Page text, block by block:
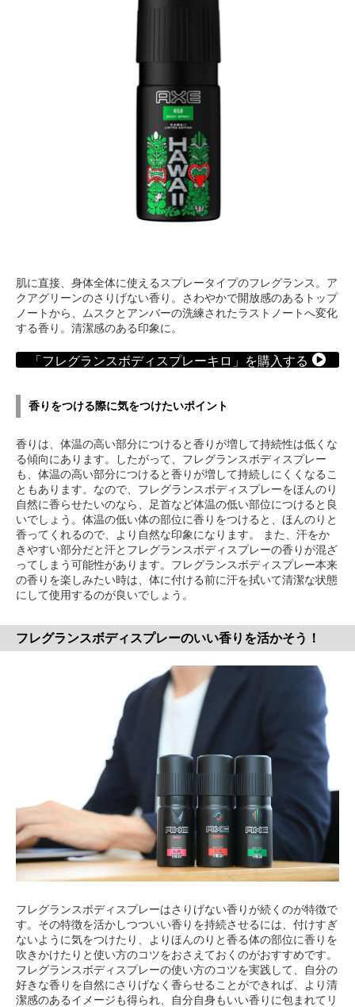
肌に直接、身体全体に使えるスプレータイプのフレグランス。ア
クアグリーンのさりげない香り。さわやかで開放感のあるトップ
ノートから、ムスクとアンバーの洗練されたラストノートへ変化
する香り。清潔感のある印象に。
「フレグランスボディスプレーキロ」を購入する
香りをつける際に気をつけたいポイント
香りは、体温の高い部分につけると香りが増して持続性は低くな
る傾向にあります。したがって、フレグランスボディスプレー
も、体温の高い部分につけると香りが増して持続しにくくなるこ
ともあります。なので、フレグランスボディスプレーをほんのり
自然に香らせたいのなら、足首など体温の低い部位につけると良
いでしょう。体温の低い体の部位に香りをつけると、ほんのりと
香ってくれるので、より自然な印象になります。 また、汗をか
きやすい部分だと汗とフレグランスボディスプレーの香りが混ざ
ってしまう可能性があります。フレグランスボディスプレー本来
の香りを楽しみたい時は、体に付ける前に汗を拭いて清潔な状態
にして使用するのが良いでしょう。
フレグランスボディスプレーのいい香りを活かそう！
フレグランスボディスプレーはさりげない香りが続くのが特徴で
す。その特徴を活かしつついい香りを持続させるには、付けすぎ
ないように気をつけたり、よりほんのりと香る体の部位に香りを
吹きかけたりと使い方のコツをおさえておくのがおすすめです。
フレグランスボディスプレーの使い方のコツを実践して、自分の
好きな香りを自然にさりげなく香らせることができれば、より清
潔感のあるイメージも得られ、自分自身もいい香りに包まれてリ